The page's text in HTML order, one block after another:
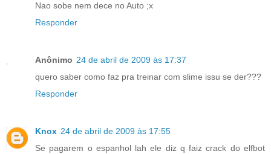
Nao sobe nem dece no Auto ;x
Responder
Anônimo 24 de abril de 2009 às 17:37
quero saber como faz pra treinar com slime issu se der???
Responder
Knox 24 de abril de 2009 às 17:55
Se pagarem o espanhol lah ele diz q faiz crack do elfbot